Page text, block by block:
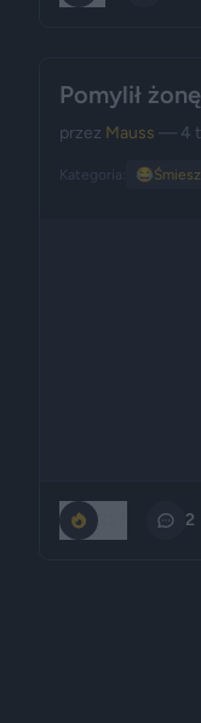
Pomylił
przez Mauss — 4
Kategoria: 😂
2